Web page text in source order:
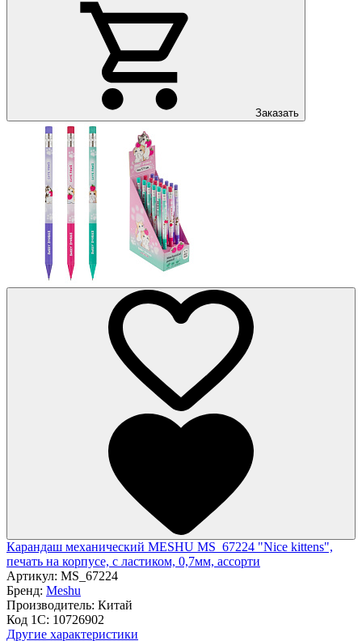
Заказать
Карандаш механический MESHU MS_67224 "Nice kittens",
печать на корпусе, с ластиком, 0,7мм, ассорти
Артикул: MS_67224
Бренд: Meshu
Производитель: Китай
Код 1С: 10726902
Другие характеристики